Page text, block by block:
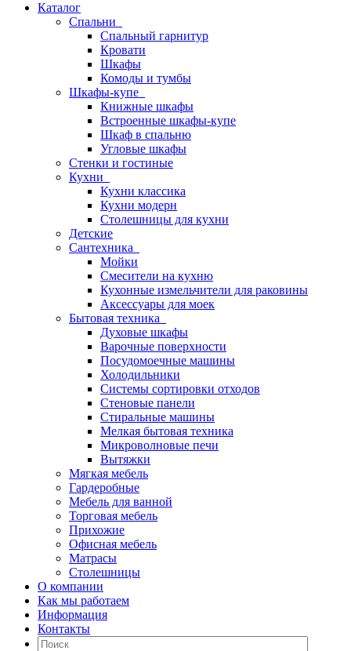
Каталог
Спальни
Спальный гарнитур
Кровати
Шкафы
Комоды и тумбы
Шкафы-купе
Книжные шкафы
Встроенные шкафы-купе
Шкаф в спальню
Угловые шкафы
Стенки и гостиные
Кухни
Кухни классика
Кухни модерн
Столешницы для кухни
Детские
Сантехника
Мойки
Смесители на кухню
Кухонные измельчители для раковины
Аксессуары для моек
Бытовая техника
Духовые шкафы
Варочные поверхности
Посудомоечные машины
Холодильники
Системы сортировки отходов
Стеновые панели
Стиральные машины
Мелкая бытовая техника
Микроволновые печи
Вытяжки
Мягкая мебель
Гардеробные
Мебель для ванной
Торговая мебель
Прихожие
Офисная мебель
Матрасы
Столешницы
О компании
Как мы работаем
Информация
Контакты